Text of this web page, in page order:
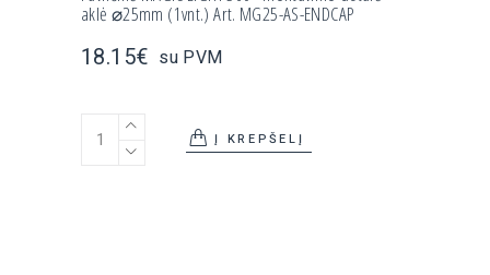
aklė ⌀25mm (1vnt.) Art. MG25-AS-ENDCAP
18.15€ su PVM
Paviršinė MAGIC LIGHT 360° montavimo detalė-
Į KREPŠELĮ